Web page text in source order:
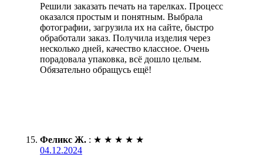
Решили заказать печать на тарелках. Процесс
оказался простым и понятным. Выбрала
фотографии, загрузила их на сайте, быстро
обработали заказ. Получила изделия через
несколько дней, качество классное. Очень
порадовала упаковка, всё дошло целым.
Обязательно обращусь ещё!
Феликс Ж. : ★ ★ ★ ★ ★
04.12.2024